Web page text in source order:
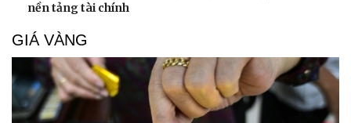
nền tảng tài chính
GIÁ VÀNG